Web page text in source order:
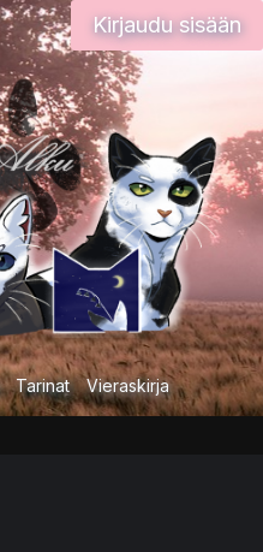
Kirjaudu sisään
Tarinat Vieraskirja